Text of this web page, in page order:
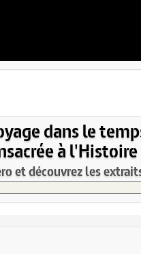
dans le
à l'Histoire
et découvrez les